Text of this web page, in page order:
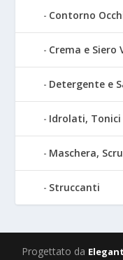
Contorno
Crema e Siero
Detergente e
Idrolati, Tonici
Maschera,
Struccanti
Progettato da